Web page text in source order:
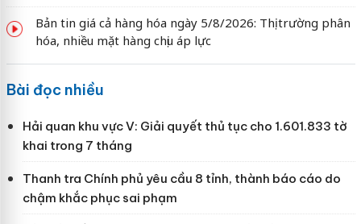
Bản tin giá cả hàng hóa ngày 5/8/2026: Thị trường phân
hóa, nhiều mặt hàng chịu áp lực
Bài đọc nhiều
Hải quan khu vực V: Giải quyết thủ tục cho 1.601.833 tờ
khai trong 7 tháng
Thanh tra Chính phủ yêu cầu 8 tỉnh, thành báo cáo do
chậm khắc phục sai phạm